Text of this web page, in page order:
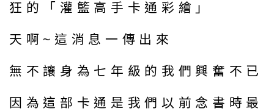
狂的「灌籃高手卡通彩繪」
天啊~這消息一傳出來
無不讓身為七年級的我們興奮不已
因為這部卡通是我們以前念書時最